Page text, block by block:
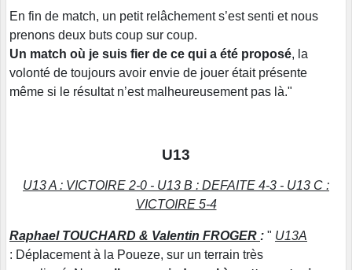
En fin de match, un petit relâchement s’est senti et nous
prenons deux buts coup sur coup.
Un match où je suis fier de ce qui a été proposé, la
volonté de toujours avoir envie de jouer était présente
même si le résultat n’est malheureusement pas là."
U13
U13 A : VICTOIRE 2-0 - U13 B : DEFAITE 4-3 - U13 C :
VICTOIRE 5-4
Raphael TOUCHARD & Valentin FROGER : " U13A
: Déplacement à la Poueze, sur un terrain très